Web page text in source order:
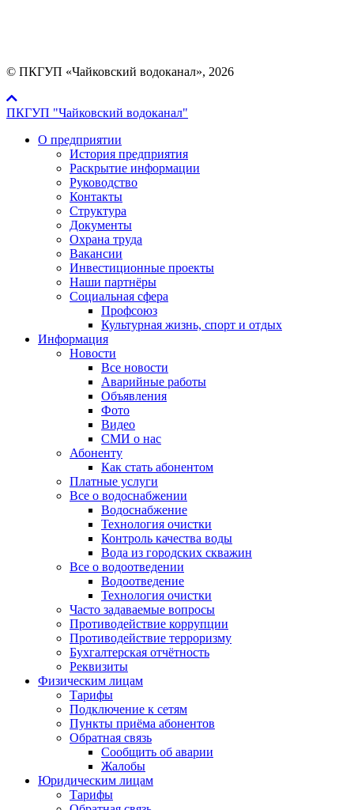
© ПКГУП «Чайковский водоканал», 2026
ПКГУП "Чайковский водоканал"
О предприятии
История предприятия
Раскрытие информации
Руководство
Контакты
Структура
Документы
Охрана труда
Вакансии
Инвестиционные проекты
Наши партнёры
Социальная сфера
Профсоюз
Культурная жизнь, спорт и отдых
Информация
Новости
Все новости
Аварийные работы
Объявления
Фото
Видео
СМИ о нас
Абоненту
Как стать абонентом
Платные услуги
Все о водоснабжении
Водоснабжение
Технология очистки
Контроль качества воды
Вода из городских скважин
Все о водоотведении
Водоотведение
Технология очистки
Часто задаваемые вопросы
Противодействие коррупции
Противодействие терроризму
Бухгалтерская отчётность
Реквизиты
Физическим лицам
Тарифы
Подключение к сетям
Пункты приёма абонентов
Обратная связь
Сообщить об аварии
Жалобы
Юридическим лицам
Тарифы